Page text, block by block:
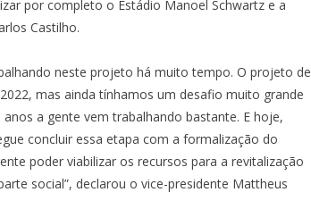
por completo o Estádio Manoel Schwartz e a
Castilho.
neste projeto há muito tempo. O projeto de
mas ainda tínhamos um desafio muito grande
a gente vem trabalhando bastante. E hoje,
concluir essa etapa com a formalização do
poder viabilizar os recursos para a revitalização
social”, declarou o vice-presidente Mattheus